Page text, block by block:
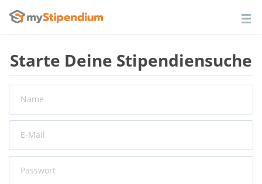
Starte Deine Stipendiensuche
Name
E-Mail
Passwort